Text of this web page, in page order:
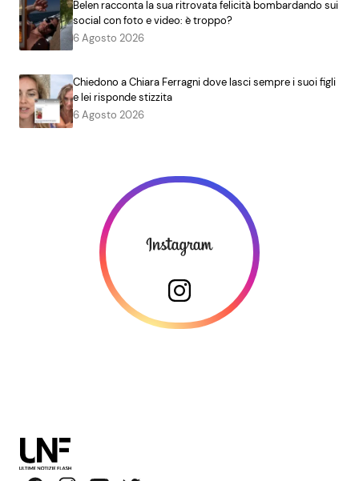
Belen racconta la sua ritrovata felicità bombardando sui
social con foto e video: è troppo?
6 Agosto 2026
Chiedono a Chiara Ferragni dove lasci sempre i suoi figli
e lei risponde stizzita
6 Agosto 2026